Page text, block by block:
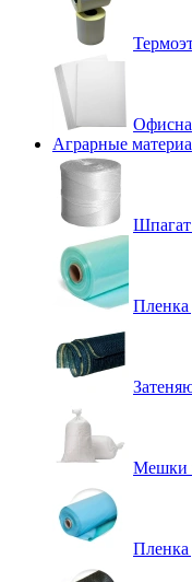
Аграрные
Пленка
Мешки
Пленка